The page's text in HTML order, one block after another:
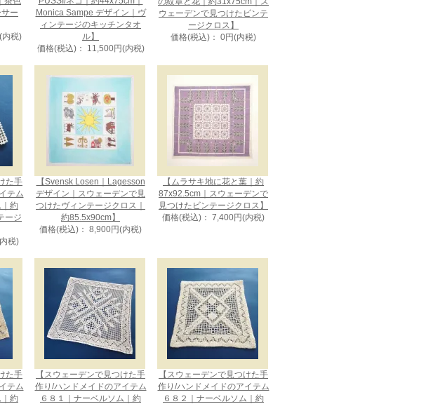
ー
税)
Monica Sampe デザイン｜ヴ
ィンテージのキッチンタオ
ル】
価格(税込)： 11,500円(内税)
ウェーデンで見つけたビンテ
ージクロス】
価格(税込)： 0円(内税)
た手
テム
約
ージ
税)
【Svensk Losen｜Lagesson
デザイン｜スウェーデンで見
つけたヴィンテージクロス｜
約85.5x90cm】
価格(税込)： 8,900円(内税)
【ムラサキ地に花と葉｜約
87x92.5cm｜スウェーデンで
見つけたビンテージクロス】
価格(税込)： 7,400円(内税)
た手
テム
約
【スウェーデンで見つけた手
作り/ハンドメイドのアイテム
６８１｜ナーベルソム｜約
【スウェーデンで見つけた手
作り/ハンドメイドのアイテム
６８２｜ナーベルソム｜約